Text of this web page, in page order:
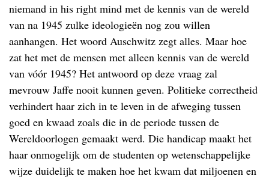
niemand in his right mind met de kennis van de wereld
van na 1945 zulke ideologieën nog zou willen
aanhangen. Het woord Auschwitz zegt alles. Maar hoe
zat het met de mensen met alleen kennis van de wereld
van vóór 1945? Het antwoord op deze vraag zal
mevrouw Jaffe nooit kunnen geven. Politieke correctheid
verhindert haar zich in te leven in de afweging tussen
goed en kwaad zoals die in de periode tussen de
Wereldoorlogen gemaakt werd. Die handicap maakt het
haar onmogelijk om de studenten op wetenschappelijke
wijze duidelijk te maken hoe het kwam dat miljoenen en